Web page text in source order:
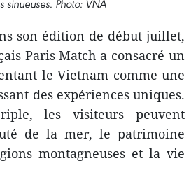
sinueuses. Photo: VNA
son édition de début juillet,
Paris Match a consacré un
le Vietnam comme une
des expériences uniques.
les visiteurs peuvent
de la mer, le patrimoine
montagneuses et la vie